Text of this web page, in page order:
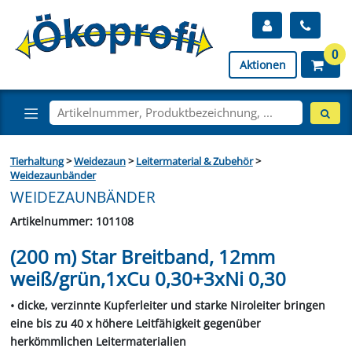
Aktionen
0
Tierhaltung>Weidezaun>Leitermaterial & Zubehör>
Weidezaunbänder
WEIDEZAUNBÄNDER
Artikelnummer: 101108
(200 m) Star Breitband, 12mm
weiß/grün,1xCu 0,30+3xNi 0,30
• dicke, verzinnte Kupferleiter und starke Niroleiter bringen
eine bis zu 40 x höhere Leitfähigkeit gegenüber
herkömmlichen Leitermaterialien